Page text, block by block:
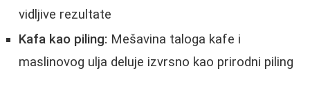
vidljive rezultate
Kafa kao piling: Mešavina taloga kafe i
maslinovog ulja deluje izvrsno kao prirodni piling